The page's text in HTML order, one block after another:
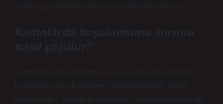
yumurta, hindistan cevizi ve avokado bulunur.
Kadınlarda boşalamama sorunu
nasıl çözülür?
Kadınlarda boşalmama sorununun tedavisinde
kullanılan birçok yöntem bulunmaktadır. Kegel
egzersizleri, vajinal prosedürler ve psikolojik terapi